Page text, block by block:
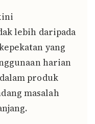
lebih daripada
yang
harian
produk
masalah